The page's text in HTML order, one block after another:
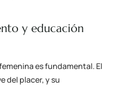
y educación
es fundamental. El
del placer, y su